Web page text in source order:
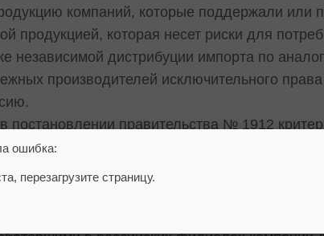
компаний, которые поддержали или
продукцией, которая несет риски для
независимой дистрибуции импорта по
производителей исключительного
постановлении правительства № 1912
инфраструктуре программно-
разработки и контроля жизненного
о том, что зарубежные компании
ошибка:
перезагрузите страницу.